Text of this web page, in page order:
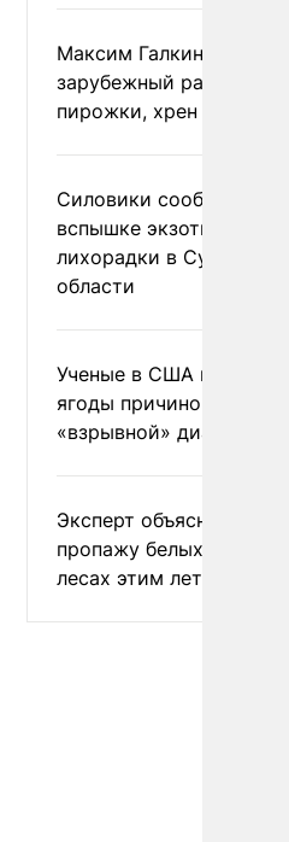
Максим Галкин
зарубежный райдер
пирожки, хрен и морс
Силовики сообщили о
вспышке экзотической
лихорадки в Сумской
области
Ученые в США назвали
ягоды причиной
«взрывной» диареи
Эксперт объяснил
пропажу белых грибов
лесах этим летом